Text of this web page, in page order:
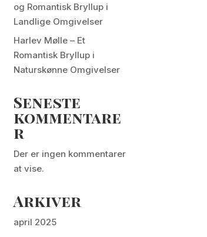
og Romantisk Bryllup i
Landlige Omgivelser
Harlev Mølle – Et
Romantisk Bryllup i
Naturskønne Omgivelser
Seneste
kommentare
r
Der er ingen kommentarer
at vise.
Arkiver
april 2025